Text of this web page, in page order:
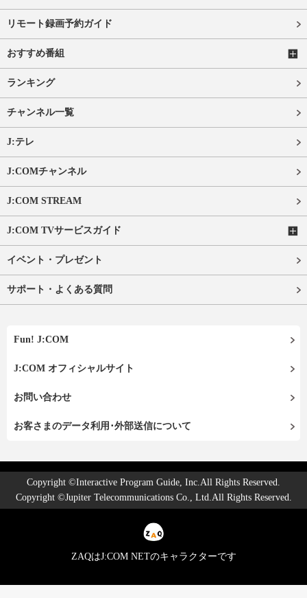
リモート録画予約ガイド
おすすめ番組
ランキング
チャンネル一覧
J:テレ
J:COMチャンネル
J:COM STREAM
J:COM TVサービスガイド
イベント・プレゼント
サポート・よくある質問
Fun! J:COM
J:COM オフィシャルサイト
お問い合わせ
お客さまのデータ利用･外部送信について
Copyright ©Interactive Program Guide, Inc.All Rights Reserved.
Copyright ©Jupiter Telecommunications Co., Ltd.All Rights Reserved.
ZAQはJ:COM NETのキャラクターです